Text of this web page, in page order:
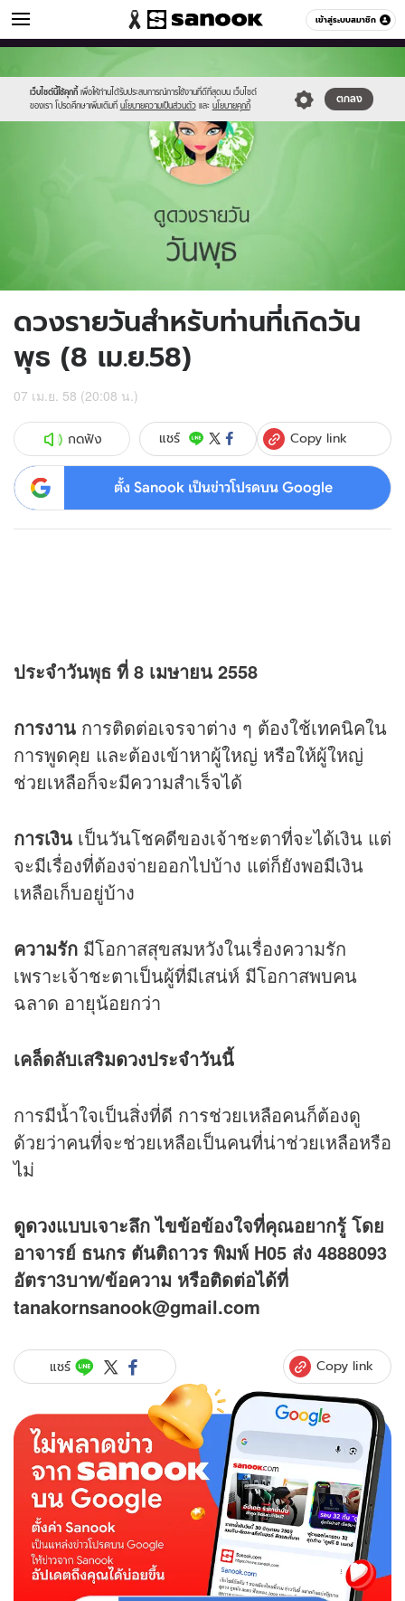
เข้าสู่ระบบสมาชิก
ดูดวง หมวดอื่นๆ
เว็บไซต์นี้ใช้คุกกี้ เพื่อให้ท่านได้รับประสบการณ์การใช้งานที่ดีที่สุดบน เว็บไซต์
ของเรา โปรดศึกษาเพิ่มเติมที่ นโยบายความเป็นส่วนตัว และ นโยบายคุกกี้
ตกลง
//s.isanook.com/sr/0/images/logo-
new-
sanook.png
//s.isanook.com/ho/0/ud/16/80819/4_wed.jpg
ดวงรายวันสำหรับท่านที่เกิดวัน
พุธ (8 เม.ย.58)
07 เม.ย. 58 (20:08 น.)
กดฟัง แชร์ Copy link
ตั้ง Sanook เป็นข่าวโปรดบน Google
ประจำวันพุธ ที่ 8 เมษายน 2558
การงาน การติดต่อเจรจาต่าง ๆ ต้องใช้เทคนิคใน
การพูดคุย และต้องเข้าหาผู้ใหญ่ หรือให้ผู้ใหญ่
ช่วยเหลือก็จะมีความสำเร็จได้
การเงิน เป็นวันโชคดีของเจ้าชะตาที่จะได้เงิน แต่
จะมีเรื่องที่ต้องจ่ายออกไปบ้าง แต่ก็ยังพอมีเงิน
เหลือเก็บอยู่บ้าง
ความรัก มีโอกาสสุขสมหวังในเรื่องความรัก
เพราะเจ้าชะตาเป็นผู้ที่มีเสน่ห์ มีโอกาสพบคน
ฉลาด อายุน้อยกว่า
เคล็ดลับเสริมดวงประจำวันนี้
การมีน้ำใจเป็นสิ่งที่ดี การช่วยเหลือคนก็ต้องดู
ด้วยว่าคนที่จะช่วยเหลือเป็นคนที่น่าช่วยเหลือหรือ
ไม่
ดูดวงแบบเจาะลึก ไขข้อข้องใจที่คุณอยากรู้ โดย
อาจารย์ ธนกร ตันติถาวร พิมพ์ H05 ส่ง 4888093
อัตรา3บาท/ข้อความ หรือติดต่อได้ที่
tanakornsanook@gmail.com
แชร์ Copy link